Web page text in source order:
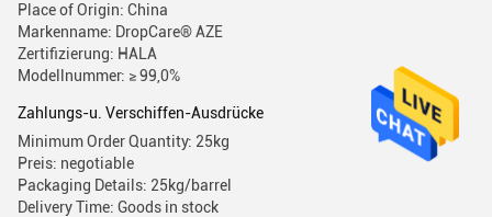
Place of Origin: China
Markenname: DropCare® AZE
Zertifizierung: HALA
Modellnummer: ≥ 99,0%
Zahlungs-u. Verschiffen-Ausdrücke
Minimum Order Quantity: 25kg
Preis: negotiable
Packaging Details: 25kg/barrel
Delivery Time: Goods in stock